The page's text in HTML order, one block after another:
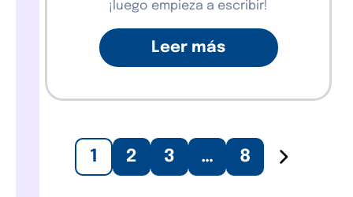
¡luego empieza a escribir!
Leer más
1 2 3 … 8